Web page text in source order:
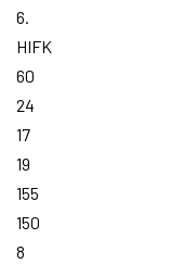
6.
HIFK
60
24
17
19
155
150
8